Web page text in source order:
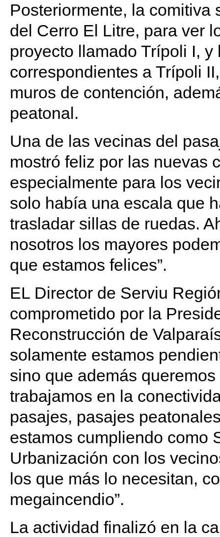
Posteriormente, la comitiva
del Cerro El Litre, para ver
proyecto llamado Trípoli I,
correspondientes a Trípoli
muros de contención,
peatonal.
Una de las vecinas del
mostró feliz por las nuevas
especialmente para los
solo había una escala que
trasladar sillas de ruedas.
nosotros los mayores
que estamos felices”.
EL Director de Serviu
comprometido por la
Reconstrucción de
solamente estamos
sino que además
trabajamos en la
pasajes, pasajes
estamos cumpliendo como
Urbanización con los
los que más lo necesitan,
megaincendio”.
La actividad finalizó en la